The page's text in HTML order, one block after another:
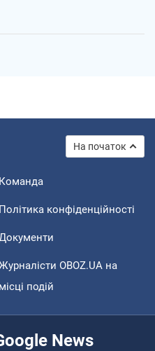
На початок
Команда
Політика конфіденційності
OBOZ.UA на
місці подій
News